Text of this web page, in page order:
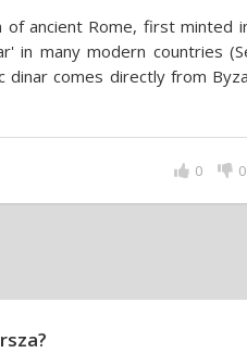
of ancient Rome, first minted
in many modern countries
dinar comes directly from
0
0